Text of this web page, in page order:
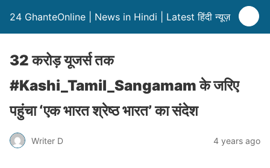
24 GhanteOnline | News in Hindi | Latest हिंदी न्यूज़
32 करोड़ यूजर्स तक
#Kashi_Tamil_Sangamam के जरिए
पहुंचा ‘एक भारत श्रेष्ठ भारत’ का संदेश
Writer D 4 years ago